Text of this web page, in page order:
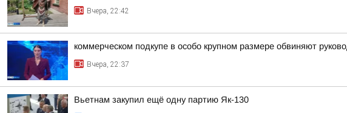
Вчера, 22:42
коммерческом подкупе в особо крупном размере обвиняют
Вчера, 22:37
Вьетнам закупил ещё одну партию Як-130